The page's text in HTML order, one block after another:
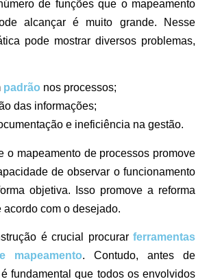
de funções que o mapeamento
alcançar é muito grande. Nesse
pode mostrar diversos problemas,
padrão nos processos;
das informações;
e ineficiência na gestão.
o mapeamento de processos promove
de observar o funcionamento
objetiva. Isso promove a reforma
com o desejado.
é crucial procurar ferramentas
mapeamento. Contudo, antes de
fundamental que todos os envolvidos